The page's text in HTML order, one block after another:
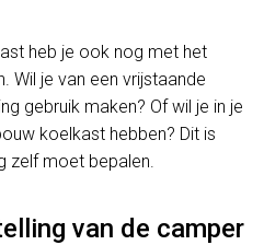
heb je ook nog met het
Wil je van een vrijstaande
gebruik maken? Of wil je in je
koelkast hebben? Dit is
zelf moet bepalen.
van de camper